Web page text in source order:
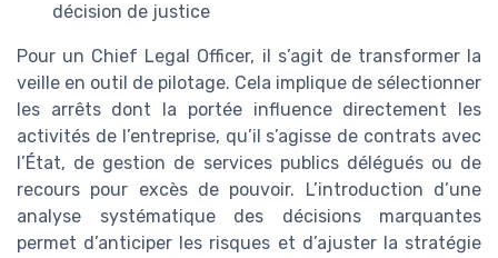
décision de justice
Pour un Chief Legal Officer, il s’agit de transformer la
veille en outil de pilotage. Cela implique de sélectionner
les arrêts dont la portée influence directement les
activités de l’entreprise, qu’il s’agisse de contrats avec
l’État, de gestion de services publics délégués ou de
recours pour excès de pouvoir. L’introduction d’une
analyse systématique des décisions marquantes
permet d’anticiper les risques et d’ajuster la stratégie